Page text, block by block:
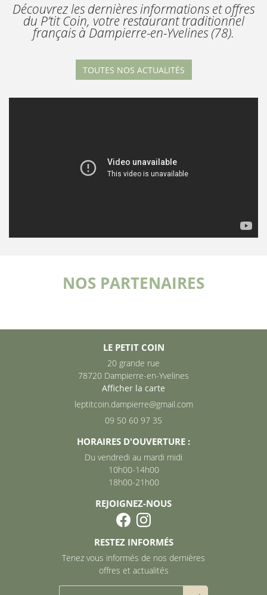
Découvrez les dernières informations et offres
du P’tit Coin, votre restaurant traditionnel
français à Dampierre-en-Yvelines (78).
TOUTES NOS ACTUALITÉS
NOS PARTENAIRES
LE PETIT COIN
20 grande rue
78720 Dampierre-en-Yvelines
Afficher la carte
09 50 60 97 35
HORAIRES D'OUVERTURE :
Du vendredi au mardi midi
10h00-14h00
18h00-21h00
REJOIGNEZ-NOUS
RESTEZ INFORMÉS
Tenez vous informés de nos dernières
offres et actualités